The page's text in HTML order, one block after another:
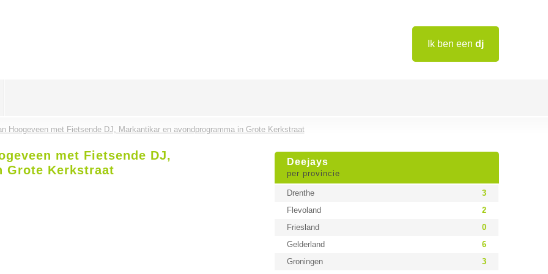
Ik ben een dj
Hoogeveen met Fietsende DJ, Markantikar en avondprogramma in Grote Kerkstraat
Deejays
per provincie
Drenthe
3
Flevoland
2
Friesland
0
Gelderland
6
Groningen
3
met Fietsende DJ,
Grote Kerkstraat